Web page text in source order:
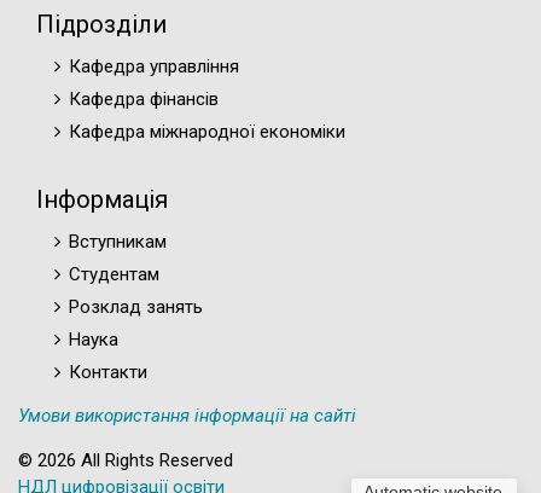
конференця «ЕКОНОМІКА, ФІНАНСИ ТА
УПРАВЛІННЯ СУЧАСНИМ МІСТОМ:
МОЖЛИВОСТІ, ПРОБЛЕМИ,
ПЕРСПЕКТИВИ»
(Збірник тез конференції)
Підрозділи
Кафедра управління
Кафедра фінансів
Кафедра міжнародної економіки
Інформація
Вступникам
Студентам
Розклад занять
Наука
Контакти
Умови використання інформації на сайті
© 2026 All Rights Reserved
НДЛ цифровізації освіти